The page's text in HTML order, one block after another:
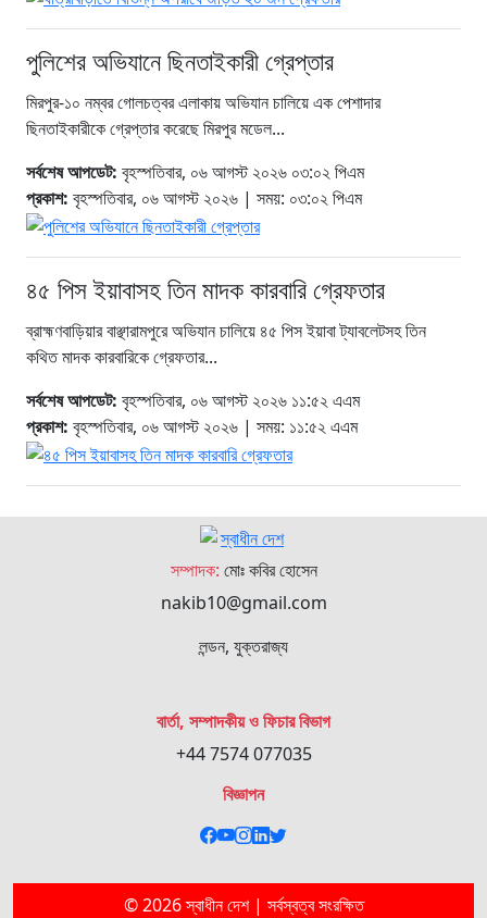
পুলিশের অভিযানে ছিনতাইকারী গ্রেপ্তার
মিরপুর-১০ নম্বর গোলচত্বর এলাকায় অভিযান চালিয়ে এক পেশাদার
ছিনতাইকারীকে গ্রেপ্তার করেছে মিরপুর মডেল...
সর্বশেষ আপডেট: বৃহস্পতিবার, ০৬ আগস্ট ২০২৬ ০৩:০২ পিএম
প্রকাশ: বৃহস্পতিবার, ০৬ আগস্ট ২০২৬ | সময়: ০৩:০২ পিএম
৪৫ পিস ইয়াবাসহ তিন মাদক কারবারি গ্রেফতার
ব্রাহ্মণবাড়িয়ার বাঞ্ছারামপুরে অভিযান চালিয়ে ৪৫ পিস ইয়াবা ট্যাবলেটসহ তিন
কথিত মাদক কারবারিকে গ্রেফতার...
সর্বশেষ আপডেট: বৃহস্পতিবার, ০৬ আগস্ট ২০২৬ ১১:৫২ এএম
প্রকাশ: বৃহস্পতিবার, ০৬ আগস্ট ২০২৬ | সময়: ১১:৫২ এএম
সম্পাদক: মোঃ কবির হোসেন
nakib10@gmail.com
লন্ডন, যুক্তরাজ্য
বার্তা, সম্পাদকীয় ও ফিচার বিভাগ
+44 7574 077035
বিজ্ঞাপন
© 2026 স্বাধীন দেশ | সর্বস্বত্ব সংরক্ষিত